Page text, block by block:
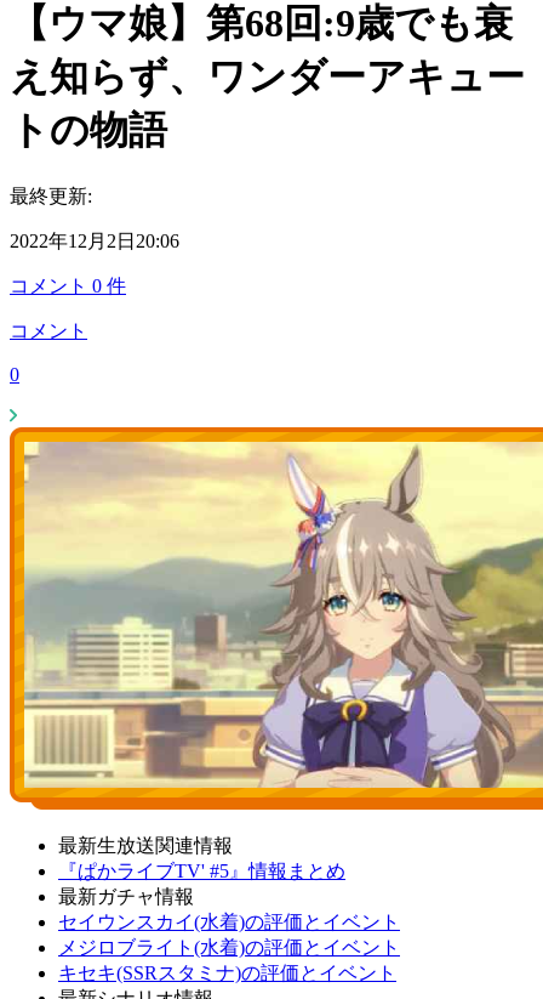
【ウマ娘】第68回:9歳でも衰
え知らず、ワンダーアキュー
トの物語
最終更新:
2022年12月2日20:06
コメント 0 件
コメント
0
最新生放送関連情報
『ぱかライブTV' #5』情報まとめ
最新ガチャ情報
セイウンスカイ(水着)の評価とイベント
メジロブライト(水着)の評価とイベント
キセキ(SSRスタミナ)の評価とイベント